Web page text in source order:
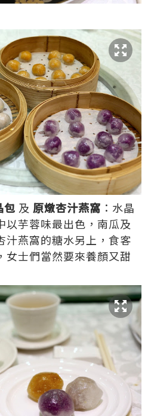
包 及 原燉杏汁燕窩 ：水晶
以芋蓉味最出色，南瓜及
汁燕窩的糖水另上，食客
女士們當然要來養顏又甜